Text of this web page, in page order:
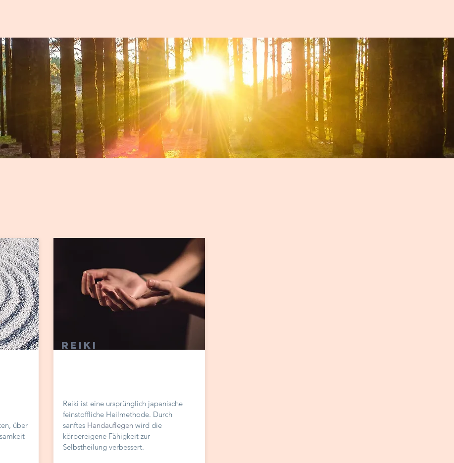
über
Reiki
Reiki ist eine ursprünglich japanische
feinstoffliche Heilmethode. Durch
sanftes Handauflegen wird die
körpereigene Fähigkeit zur
Selbstheilung verbessert.